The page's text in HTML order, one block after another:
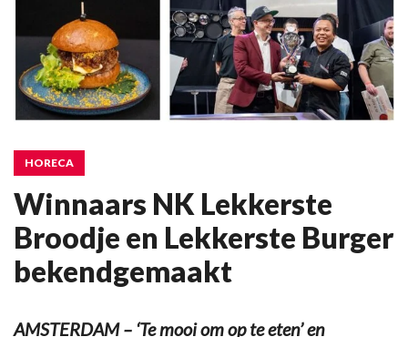
HORECA
Winnaars NK Lekkerste
Broodje en Lekkerste Burger
bekendgemaakt
AMSTERDAM – ‘Te mooi om op te eten’ en